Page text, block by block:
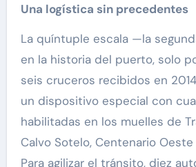
Una logística sin precedentes
La quíntuple escala —la
en la historia del puerto, solo
seis cruceros recibidos en
un dispositivo especial con
habilitadas en los muelles de
Calvo Sotelo, Centenario Oeste
Para agilizar el tránsito, diez